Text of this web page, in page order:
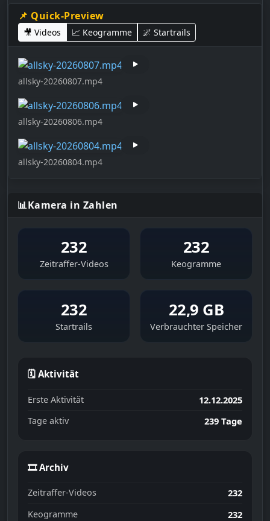
📌 Quick-Preview
🎥 Videos 📈 Keogramme 🌌 Startrails
allsky-20260807.mp4
allsky-20260806.mp4
allsky-20260804.mp4
📊Kamera in Zahlen
232
Zeitraffer-Videos
232
Keogramme
232
Startrails
22,9 GB
Verbrauchter Speicher
🗓 Aktivität
Erste Aktivität 12.12.2025
Tage aktiv 239 Tage
🎞 Archiv
Zeitraffer-Videos 232
Keogramme 232